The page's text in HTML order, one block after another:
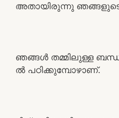
അതായിരുന്നു ഞങ്ങളുടെ
ഞങ്ങൾ തമ്മിലുള്ള
ൽ പഠിക്കുമ്പോഴാണ്.